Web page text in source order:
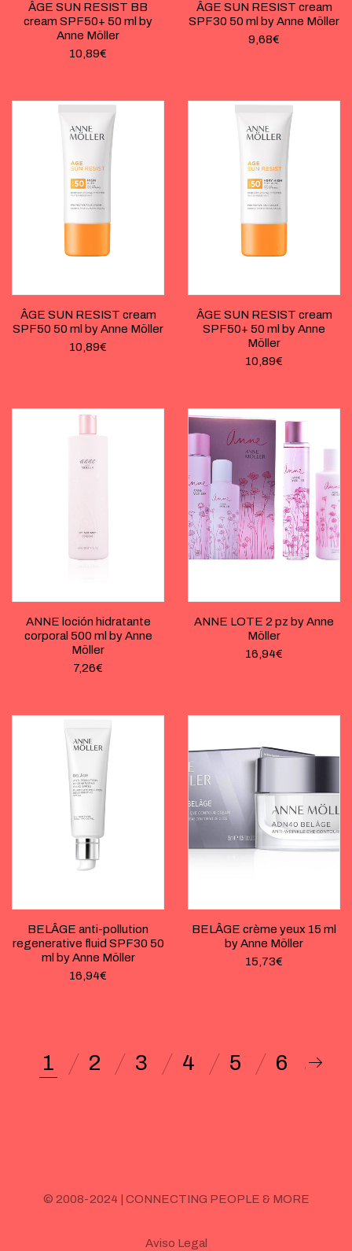
ÂGE SUN RESIST BB
cream SPF50+ 50 ml by
Anne Möller
10,89€
ÂGE SUN RESIST cream
SPF30 50 ml by Anne Möller
9,68€
ÂGE SUN RESIST cream
SPF50 50 ml by Anne Möller
10,89€
ÂGE SUN RESIST cream
SPF50+ 50 ml by Anne
Möller
10,89€
ANNE loción hidratante
corporal 500 ml by Anne
Möller
7,26€
ANNE LOTE 2 pz by Anne
Möller
16,94€
BELÂGE anti-pollution
regenerative fluid SPF30 50
ml by Anne Möller
16,94€
BELÂGE crème yeux 15 ml
by Anne Möller
15,73€
1 2 3 4 5 6
© 2008-2024 | CONNECTING PEOPLE & MORE
Aviso Legal